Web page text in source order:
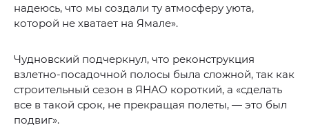
надеюсь, что мы создали ту атмосферу уюта,
которой не хватает на Ямале».
Чудновский подчеркнул, что реконструкция
взлетно-посадочной полосы была сложной, так как
строительный сезон в ЯНАО короткий, а «сделать
все в такой срок, не прекращая полеты, — это был
подвиг».